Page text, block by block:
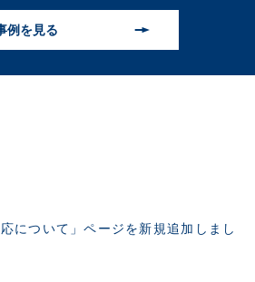
例を見る
について」ページを新規追加しまし